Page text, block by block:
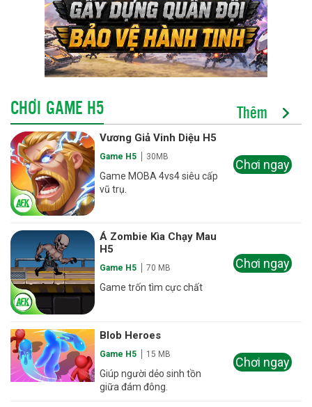
CHƠI GAME H5 Thêm
Vương Giả Vinh Diệu H5
Game H5 30MB
Game MOBA 4vs4 siêu cấp
vũ trụ.
Chơi ngay
Á Zombie Kìa Chạy Mau
H5
Game H5 70 MB
Game trốn tìm cực chất
Chơi ngay
Blob Heroes
Game H5 15 MB
Giúp người dẻo sinh tồn
giữa đám đông.
Chơi ngay